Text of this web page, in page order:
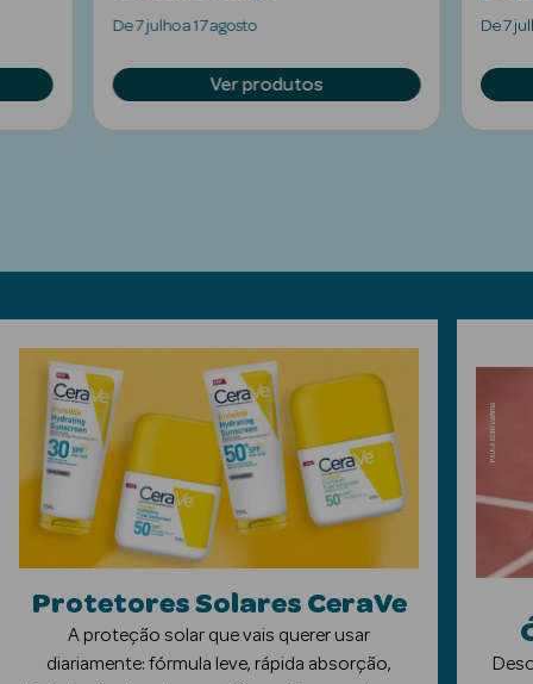
Lábios
Solares Bebé e
Rosto e
Ver Tudo
Cosmética
Rosto
Hidratantes
Séruns Faciais
Creme de Olhos
De 7 julho a 17 agosto
Ver produtos
De 7
Protetores Solares CeraVe
A proteção solar que vais querer usar
diariamente: fórmula leve, rápida absorção,